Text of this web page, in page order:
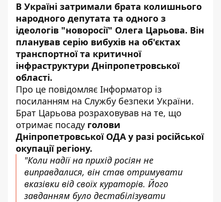
В Україні затримали брата колишнього
народного депутата та одного з
ідеологів "новоросії" Олега Царьова. Він
планував серію вибухів на об'єктах
транспортної та критичної
інфраструктури Дніпропетровської
області.
Про це повідомляє Інформатор із
посиланням на Службу безпеки України.
Брат Царьова розраховував на те, що
отримає посаду голови
Дніпропетровської ОДА у разі російської
окупації регіону.
"Коли надії на прихід росіян не
виправдалися, він став отримувати
вказівки від своїх кураторів. Його
завданням було дестабілізувати